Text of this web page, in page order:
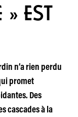
» EST
n’a rien perdu
promet
Des
cascades à la